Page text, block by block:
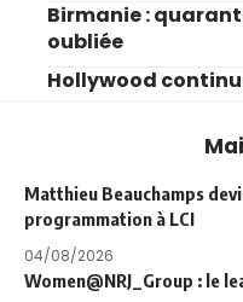
Birmanie :
oubliée
Hollywood
Matthieu Beauchamps
programmation à LCI
04/08/2026
Women@NRJ_Group : le